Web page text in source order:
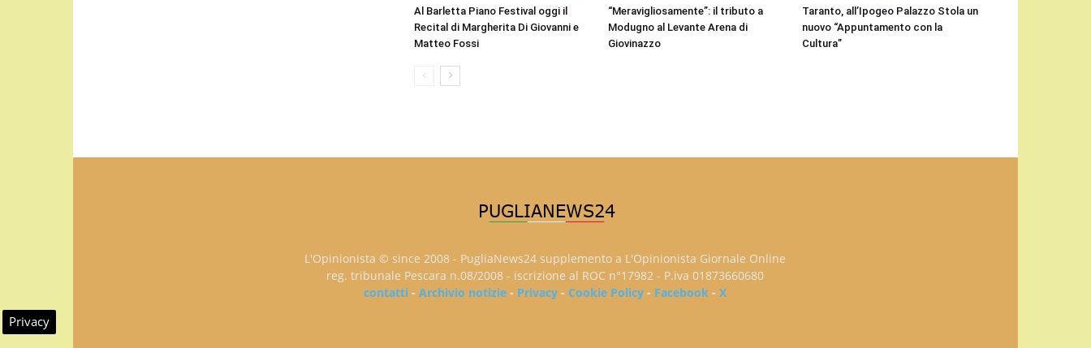
Al Barletta Piano Festival oggi il
Recital di Margherita Di Giovanni e
Matteo Fossi
“Meravigliosamente”: il tributo a
Modugno al Levante Arena di
Giovinazzo
Taranto, all’Ipogeo Palazzo Stola un
nuovo “Appuntamento con la
Cultura”
L'Opinionista © since 2008 - PugliaNews24 supplemento a L'Opinionista Giornale Online
reg. tribunale Pescara n.08/2008 - iscrizione al ROC n°17982 - P.iva 01873660680
contatti -Archivio notizie - Privacy - Cookie Policy - Facebook -X
Privacy